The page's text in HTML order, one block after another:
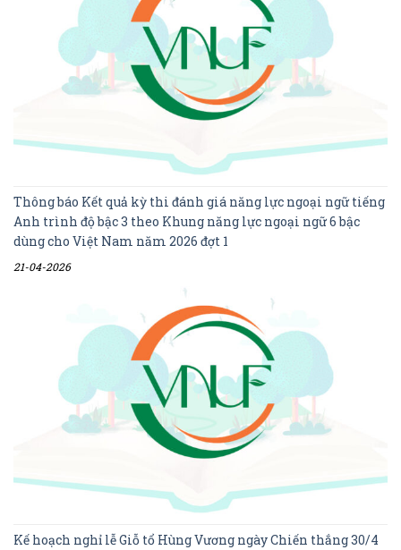
Thông báo Kết quả kỳ thi đánh giá năng lực ngoại ngữ tiếng
Anh trình độ bậc 3 theo Khung năng lực ngoại ngữ 6 bậc
dùng cho Việt Nam năm 2026 đợt 1
21-04-2026
Kế hoạch nghỉ lễ Giỗ tổ Hùng Vương ngày Chiến thắng 30/4